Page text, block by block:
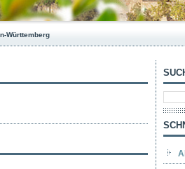
Württemberg